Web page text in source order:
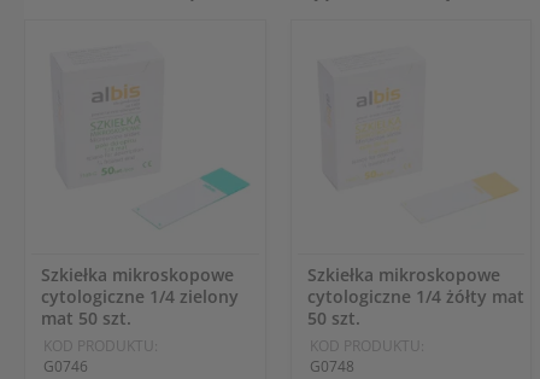
Szkiełka mikroskopowe
cytologiczne 1/4 zielony
mat 50 szt.
KOD PRODUKTU:
G0746
Szkiełka mikroskopowe
cytologiczne 1/4 żółty mat
50 szt.
KOD PRODUKTU:
G0748